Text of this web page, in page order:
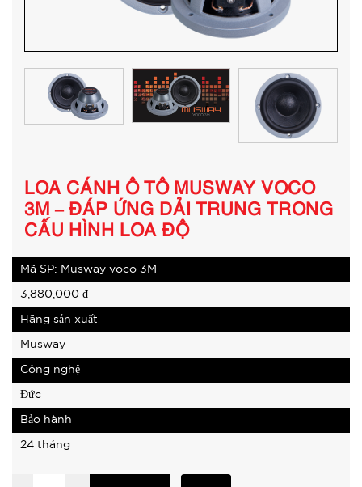
LOA CÁNH Ô TÔ MUSWAY VOCO
3M – ĐÁP ỨNG DẢI TRUNG TRONG
CẤU HÌNH LOA ĐỘ
Mã SP: Musway voco 3M
3,880,000 ₫
Hãng sản xuất
Musway
Công nghệ
Đức
Bảo hành
24 tháng